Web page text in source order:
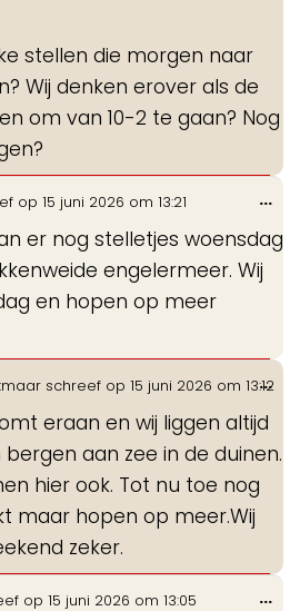
stellen die morgen naar
Wij denken erover als de
om van 10-2 te gaan? Nog
op 15 juni 2026 om 13:21
er nog stelletjes woensdag
engelermeer. Wij
en hopen op meer
...
schreef op 15 juni 2026 om 13:12
eraan en wij liggen altijd
aan zee in de duinen.
hier ook. Tot nu toe nog
maar hopen op meer.Wij
zeker.
...
op 15 juni 2026 om 13:05 ...